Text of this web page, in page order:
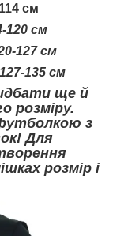
см
120 см
127 см
127-135 см
ще й
розміру.
з
Для
розмір і